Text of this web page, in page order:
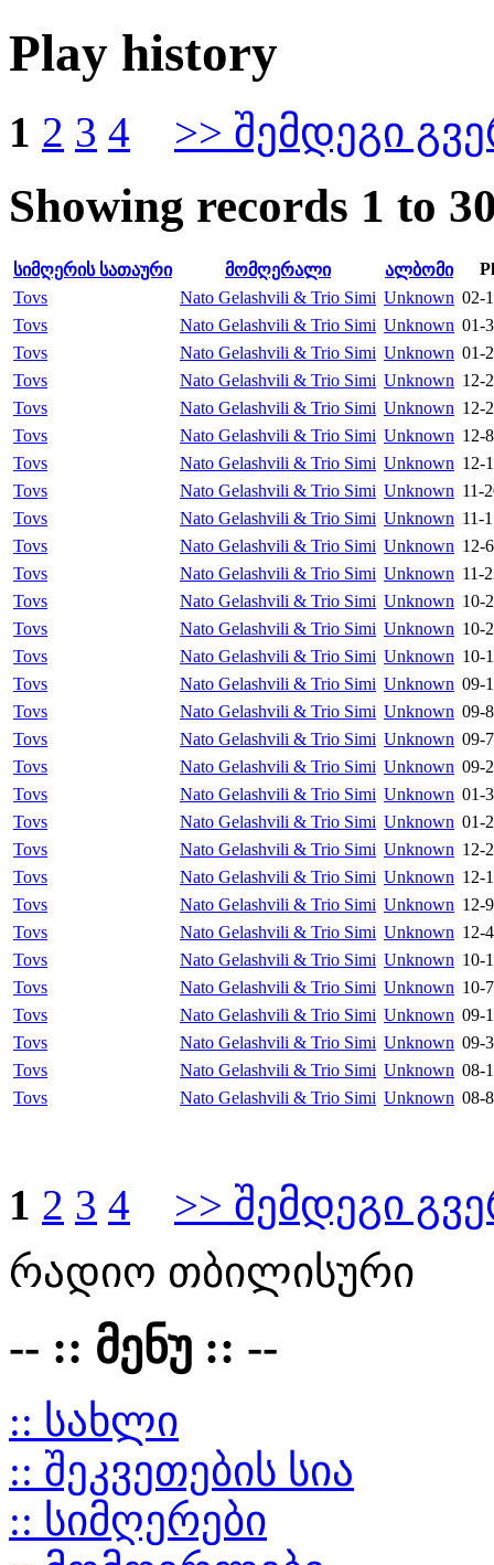
Play history
1 2 3 4 >> შემდეგი
Showing records 1 to
სიმღერის სათაური მომღერალი ალბომი
Tovs
Nato Gelashvili & Trio Simi Unknown 02-
Tovs
Nato Gelashvili & Trio Simi Unknown 01-
Tovs
Nato Gelashvili & Trio Simi Unknown 01-
Tovs
Nato Gelashvili & Trio Simi Unknown 12-
Tovs
Nato Gelashvili & Trio Simi Unknown 12-
Tovs
Nato Gelashvili & Trio Simi Unknown 12-
Tovs
Nato Gelashvili & Trio Simi Unknown 12-
Tovs
Nato Gelashvili & Trio Simi Unknown 11-
Tovs
Nato Gelashvili & Trio Simi Unknown 11-
Tovs
Nato Gelashvili & Trio Simi Unknown 12-
Tovs
Nato Gelashvili & Trio Simi Unknown 11-
Tovs
Nato Gelashvili & Trio Simi Unknown 10-
Tovs
Nato Gelashvili & Trio Simi Unknown 10-
Tovs
Nato Gelashvili & Trio Simi Unknown 10-
Tovs
Nato Gelashvili & Trio Simi Unknown 09-
Tovs
Nato Gelashvili & Trio Simi Unknown 09-
Tovs
Nato Gelashvili & Trio Simi Unknown 09-
Tovs
Nato Gelashvili & Trio Simi Unknown 09-
Tovs
Nato Gelashvili & Trio Simi Unknown 01-
Tovs
Nato Gelashvili & Trio Simi Unknown 01-
Tovs
Nato Gelashvili & Trio Simi Unknown 12-
Tovs
Nato Gelashvili & Trio Simi Unknown 12-
Tovs
Nato Gelashvili & Trio Simi Unknown 12-
Tovs
Nato Gelashvili & Trio Simi Unknown 12-
Tovs
Nato Gelashvili & Trio Simi Unknown 10-
Tovs
Nato Gelashvili & Trio Simi Unknown 10-
Tovs
Nato Gelashvili & Trio Simi Unknown 09-
Tovs
Nato Gelashvili & Trio Simi Unknown 09-
Tovs
Nato Gelashvili & Trio Simi Unknown 08-
Tovs
Nato Gelashvili & Trio Simi Unknown 08-
1 2 3 4
>> შემდეგი
რადიო თბილისური
-- :: მენუ :: --
:: სახლი
:: შეკვეთების სია
:: სიმღერები